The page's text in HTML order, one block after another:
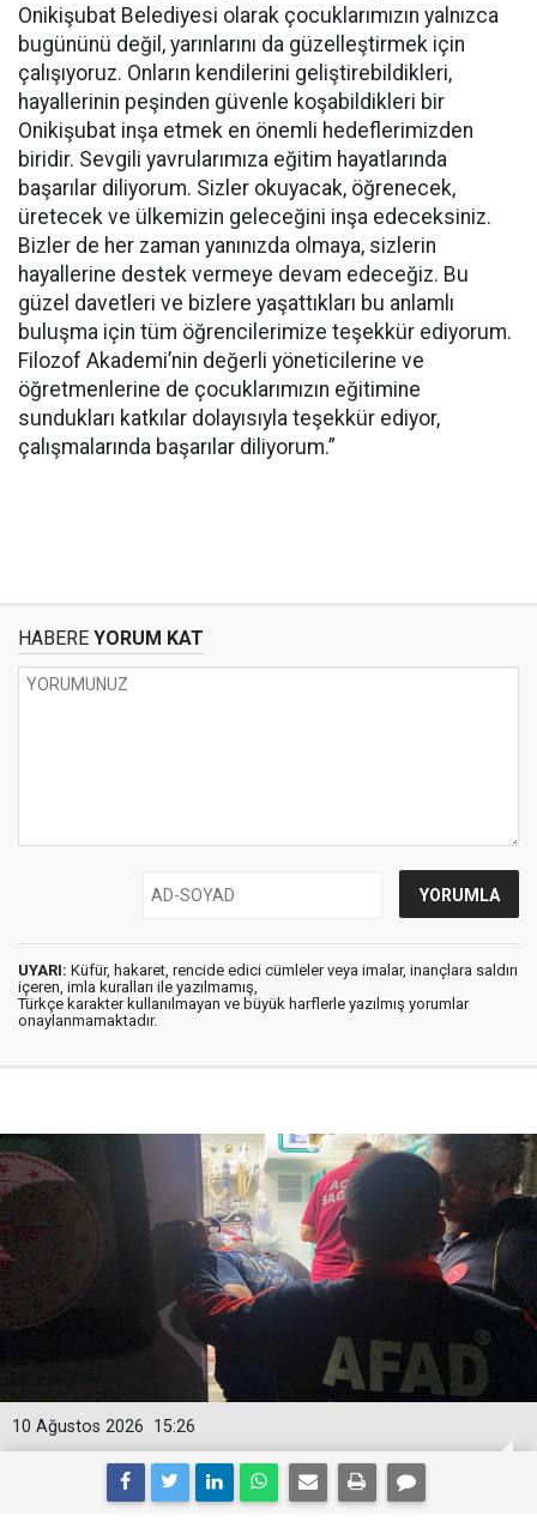
Onikişubat Belediyesi olarak çocuklarımızın yalnızca
bugününü değil, yarınlarını da güzelleştirmek için
çalışıyoruz. Onların kendilerini geliştirebildikleri,
hayallerinin peşinden güvenle koşabildikleri bir
Onikişubat inşa etmek en önemli hedeflerimizden
biridir. Sevgili yavrularımıza eğitim hayatlarında
başarılar diliyorum. Sizler okuyacak, öğrenecek,
üretecek ve ülkemizin geleceğini inşa edeceksiniz.
Bizler de her zaman yanınızda olmaya, sizlerin
hayallerine destek vermeye devam edeceğiz. Bu
güzel davetleri ve bizlere yaşattıkları bu anlamlı
buluşma için tüm öğrencilerimize teşekkür ediyorum.
Filozof Akademi’nin değerli yöneticilerine ve
öğretmenlerine de çocuklarımızın eğitimine
sundukları katkılar dolayısıyla teşekkür ediyor,
çalışmalarında başarılar diliyorum.”
HABERE YORUM KAT
UYARI: Küfür, hakaret, rencide edici cümleler veya imalar, inançlara saldırı
içeren, imla kuralları ile yazılmamış,
Türkçe karakter kullanılmayan ve büyük harflerle yazılmış yorumlar
onaylanmamaktadır.
15:26
10 Ağustos 2026